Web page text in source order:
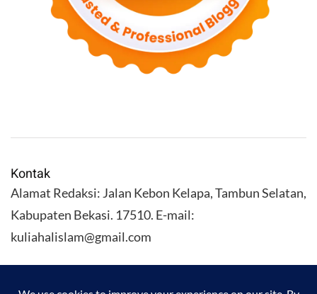
Kontak
Alamat Redaksi: Jalan Kebon Kelapa, Tambun Selatan,
Kabupaten Bekasi. 17510. E-mail:
kuliahalislam@gmail.com